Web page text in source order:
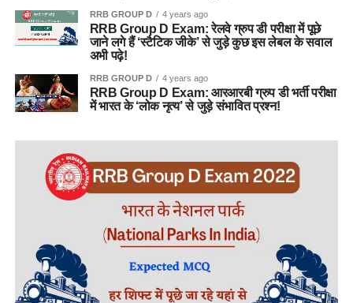
RRB GROUP D 4 years ago
RRB Group D Exam: रेलवे ग्रुप डी परीक्षा में पूछे
जाने लगे हैं ‘स्टैटिक जीके’ से जुड़े कुछ इस लेबल के सवाल
अभी पढ़े!
RRB GROUP D 4 years ago
RRB Group D Exam: आरआरबी ग्रुप डी भर्ती परीक्षा
में भारत के ‘लोक नृत्य’ से जुड़े संभावित प्रश्न!